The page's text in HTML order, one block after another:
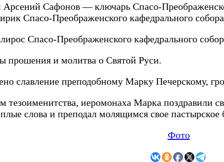
Сафонов — ключарь Спасо-
Спасо-Преображенского кафедрального собора
Спасо-Преображенского кафедрального
прошения и молитва о Святой Руси.
славление преподобному Марку Печерскому,
тезоименитства, иеромонаха Марка поздравили
слова и преподал молящимся свое пастырское
Фото